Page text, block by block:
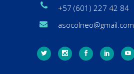
+57 (601) 227 42 84
asocolneo@gmail.com